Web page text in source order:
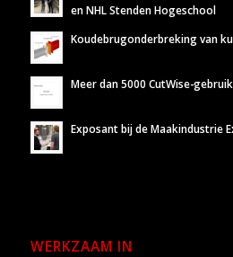
en NHL Stenden Hogeschool
Koudebrugonderbreking van
Meer dan 5000 CutWise-
Exposant bij de Maakindustrie
WERKZAAM IN